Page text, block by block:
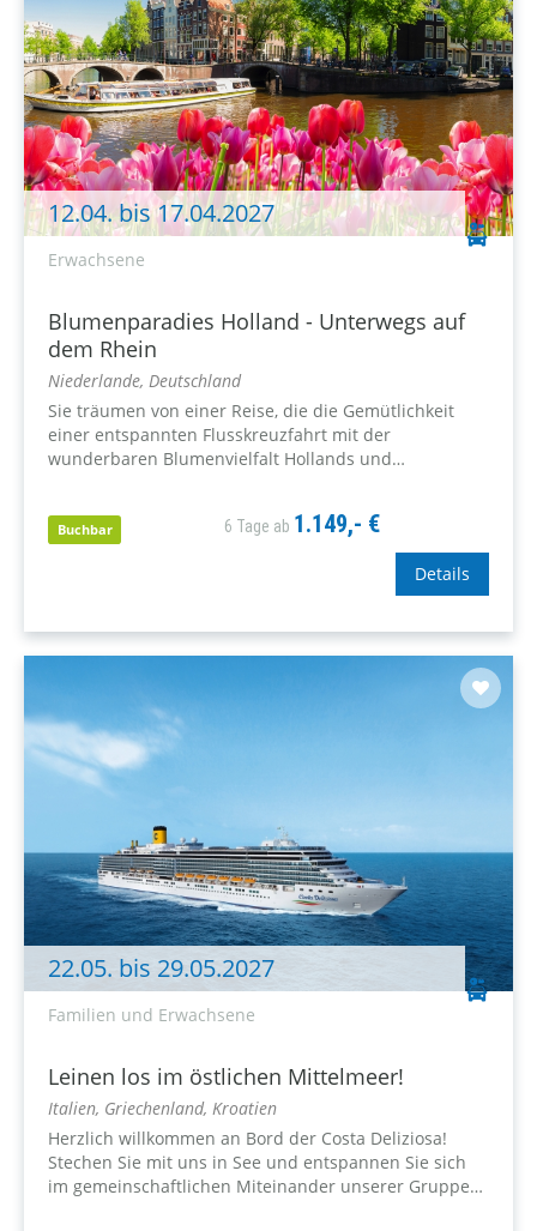
12.04. bis 17.04.2027
Erwachsene
Blumenparadies Holland - Unterwegs auf
dem Rhein
Niederlande, Deutschland
Sie träumen von einer Reise, die die Gemütlichkeit
einer entspannten Flusskreuzfahrt mit der
wunderbaren Blumenvielfalt Hollands und
Buchbar 6 Tage ab 1.149,- €
Details
22.05. bis 29.05.2027
Familien und Erwachsene
Leinen los im östlichen Mittelmeer!
Italien, Griechenland, Kroatien
Herzlich willkommen an Bord der Costa Deliziosa!
Stechen Sie mit uns in See und entspannen Sie sich
im gemeinschaftlichen Miteinander unserer Gruppe